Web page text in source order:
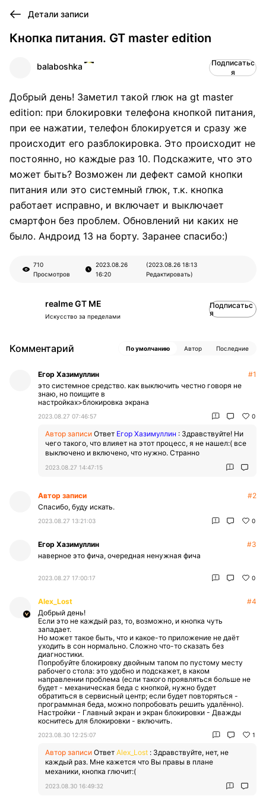
Детали записи
Кнопка питания. GT master edition
balaboshka
Подписатьс
я
Добрый день! Заметил такой глюк на gt master
edition: при блокировки телефона кнопкой питания,
при ее нажатии, телефон блокируется и сразу же
происходит его разблокировка. Это происходит не
постоянно, но каждые раз 10. Подскажите, что это
может быть? Возможен ли дефект самой кнопки
питания или это системный глюк, т.к. кнопка
работает исправно, и включает и выключает
смартфон без проблем. Обновлений ни каких не
было. Андроид 13 на борту. Заранее спасибо:)
710
Просмотров
2023.08.26
16:20
(2023.08.2618:13
Редактировать)
realme GT ME
Искусство за пределами
Подписатьс
я
Комментарий По умолчанию Автор Последние
Егор Хазимуллин
#1
это системное средство. как выключить честно говоря не
знаю, но поищите в
настройках>блокировка экрана
2023.08.27 07:46:57 0
Автор записи Ответ Егор Хазимуллин : Здравствуйте! Ни
чего такого, что влияет на этот процесс, я не нашел:( все
выключено и включено, что нужно. Странно
2023.08.27 14:47:15
Автор записи
#2
Спасибо, буду искать.
2023.08.27 13:21:03 0
Егор Хазимуллин
#3
наверное это фича, очередная ненужная фича
2023.08.27 17:00:17 0
Alex_Lost
#4
Добрый день!
Если это не каждый раз, то, возможно, и кнопка чуть
западает.
Но может такое быть, что и какое-то приложение не даёт
уходить в сон нормально. Сложно что-то сказать без
диагностики.
Попробуйте блокировку двойным тапом по пустому месту
рабочего стола: это удобно и подскажет, в каком
направлении проблема (если такого проявляться больше не
будет - механическая беда с кнопкой, нужно будет
обратиться в сервисный центр; если будет повторяться -
программная беда, можно попробовать решить удалённо).
Настройки - Главный экран и экран блокировки - Дважды
коснитесь для блокировки - включить.
2023.08.30 12:25:07 1
Автор записи Ответ Alex_Lost : Здравствуйте, нет, не
каждый раз. Мне кажется что Вы правы в плане
механики, кнопка глючит:(
2023.08.30 16:49:32